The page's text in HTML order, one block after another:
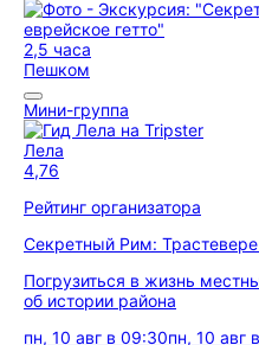
2,5 часа
Пешком
Мини-группа
Лела
4,76
Рейтинг организатора
Секретный Рим: Трастевере
Погрузиться в жизнь
об истории района
пн, 10 авг в 09:30пн, 10 авг